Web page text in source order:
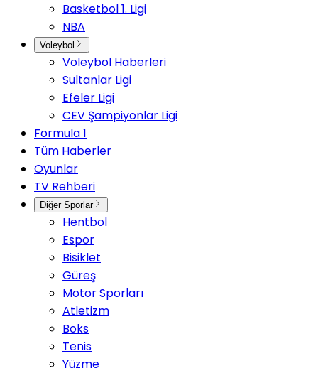
Basketbol 1. Ligi
NBA
Voleybol
Voleybol Haberleri
Sultanlar Ligi
Efeler Ligi
CEV Şampiyonlar Ligi
Formula 1
Tüm Haberler
Oyunlar
TV Rehberi
Diğer Sporlar
Hentbol
Espor
Bisiklet
Güreş
Motor Sporları
Atletizm
Boks
Tenis
Yüzme